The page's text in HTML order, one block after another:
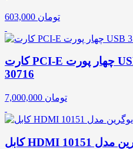
603,000 تومان
کارت PCI-E چهار پورت USB 3.0 یوگرین مدل CM468
30716
7,000,000 تومان